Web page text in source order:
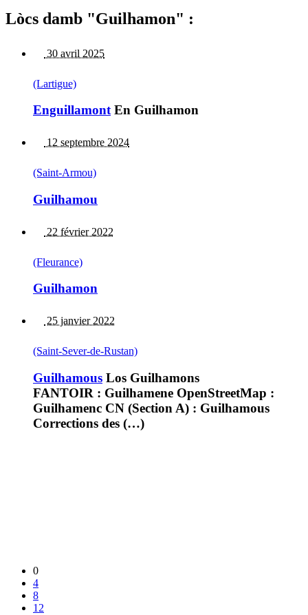
Lòcs damb "Guilhamon" :
30 avril 2025
(Lartigue)
EnguillamontEn Guilhamon
12 septembre 2024
(Saint-Armou)
Guilhamou
22 février 2022
(Fleurance)
Guilhamon
25 janvier 2022
(Saint-Sever-de-Rustan)
Guilhamous Los Guilhamons
FANTOIR : Guilhamene OpenStreetMap :
Guilhamenc CN (Section A) : Guilhamous
Corrections des (…)
0
4
8
12